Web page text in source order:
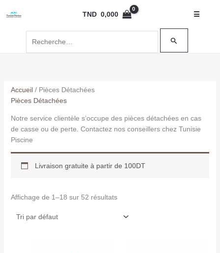
au
TND 0,000 ☰
Accueil/ Pièces Détachées
Pièces Détachées
Notre service clientèle s’occupe des pièces détachées en cas
de casse ou de perte. Contactez nos conseillers chez Tunisie
Piscine
Livraison gratuite à partir de 100DT
Affichage de 1–18 sur 52 résultats